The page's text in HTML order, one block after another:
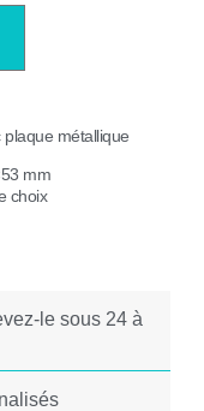
métallique
mm
choix
le sous 24 à